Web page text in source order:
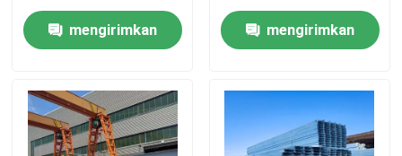
Rumah
Tentang Kami
bengkel gudang baja
mengirimkan
mengirimkan